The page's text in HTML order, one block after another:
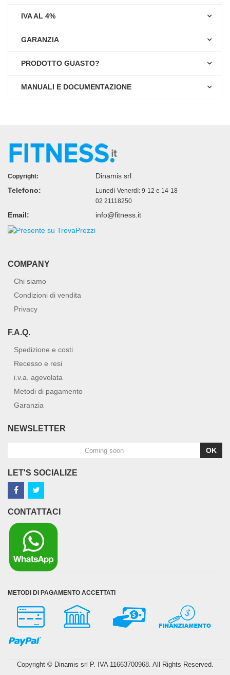
IVA AL 4%
GARANZIA
PRODOTTO GUASTO?
MANUALI E DOCUMENTAZIONE
Copyright:
Dinamis srl
Telefono:
Lunedì-Venerdì: 9-12 e 14-18
02 21118250
Email: info@fitness.it
COMPANY
Chi siamo
Condizioni di vendita
Privacy
F.A.Q.
Spedizione e costi
Recesso e resi
i.v.a. agevolata
Metodi di pagamento
Garanzia
NEWSLETTER
OK
LET'S SOCIALIZE
CONTATTACI
METODI DI PAGAMENTO ACCETTATI
Copyright © Dinamis srl P. IVA 11663700968. All Rights Reserved.